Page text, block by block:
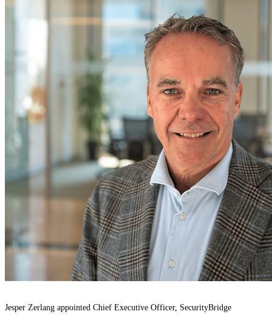
Jesper Zerlang appointed Chief Executive Officer, SecurityBridge